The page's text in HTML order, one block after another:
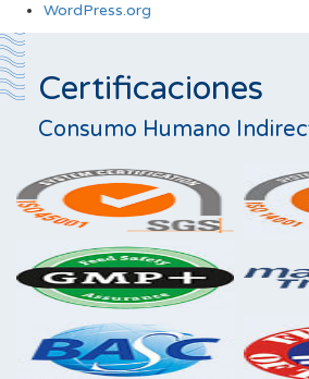
WordPress.org
Certificaciones
Consumo Humano